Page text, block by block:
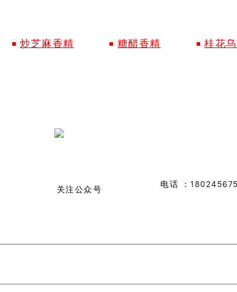
炒芝麻香精 糖醋香精 桂花
关注公众号
电话 ：